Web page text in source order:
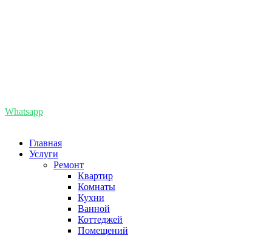
Whatsapp
Главная
Услуги
Ремонт
Квартир
Комнаты
Кухни
Ванной
Коттеджей
Помещений